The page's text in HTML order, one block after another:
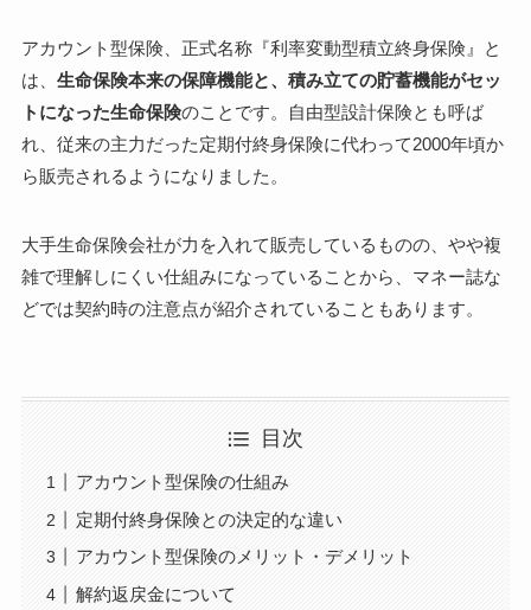
アカウント型保険、正式名称『利率変動型積立終身保険』と
は、 生命保険本来の保障機能と、積み立ての貯蓄機能がセッ
トになった生命保険のことです。自由型設計保険とも呼ば
れ、従来の主力だった定期付終身保険に代わって2000年頃か
ら販売されるようになりました。
大手生命保険会社が力を入れて販売しているものの、やや複
雑で理解しにくい仕組みになっていることから、マネー誌な
どでは契約時の注意点が紹介されていることもあります。
目次
アカウント型保険の仕組み
定期付終身保険との決定的な違い
アカウント型保険のメリット・デメリット
解約返戻金について